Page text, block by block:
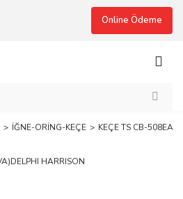
Online Ödeme
İĞNE-ORİNG-KEÇE KEÇE TS CB-508EA